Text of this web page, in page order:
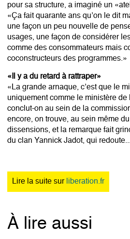
pour sa structure, a imaginé un
«Ça fait quarante ans qu’on le dit
une façon un peu nouvelle de
usages, une façon de considérer
comme des consommateurs mais
coconstructeurs des programmes.»
«Il y a du retard à rattraper»
«La grande arnaque, c’est que le
uniquement comme le ministère de
conclut-on au sein de la
encore, on trouve, au sein même
dissensions, et la remarque fait
du clan Yannick Jadot, qui redoute...
Lire la suite sur liberation.fr
À lire aussi